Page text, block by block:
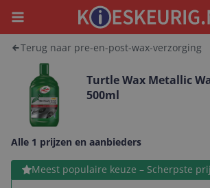
Menu
Terug naar pre-en-post-wax-verzorging
Turtle Wax Metallic
500ml
Alle 1 prijzen en aanbieders
Meest populaire keuze – Scherpste
Bekijk product